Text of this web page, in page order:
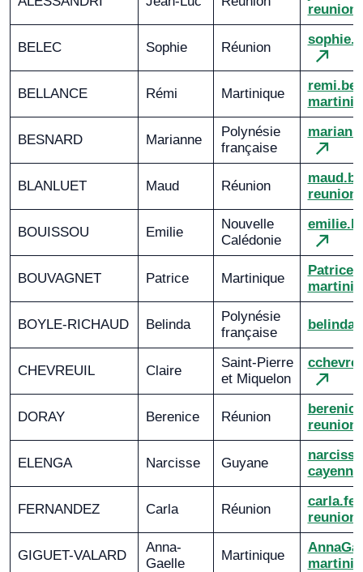
BELEC Sophie Réunion
BELLANCE Rémi Martinique
BESNARD Marianne
Polynésie
française
BLANLUET Maud Réunion
BOUISSOU Emilie
Nouvelle
Calédonie
BOUVAGNET Patrice Martinique
BOYLE-RICHAUD Belinda
Polynésie
française
CHEVREUIL Claire
Saint-Pierre
et Miquelon
DORAY Berenice Réunion
ELENGA Narcisse Guyane
FERNANDEZ Carla Réunion
GIGUET-VALARD
Anna-
Gaelle
Martinique